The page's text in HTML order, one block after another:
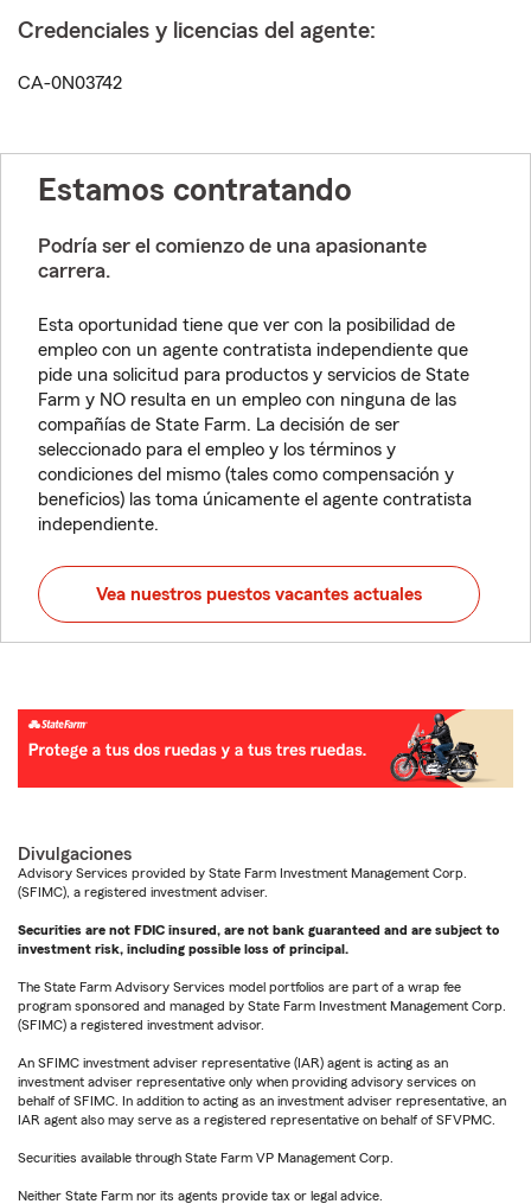
Credenciales y licencias del agente:
CA-0N03742
Estamos contratando
Podría ser el comienzo de una apasionante
carrera.
Esta oportunidad tiene que ver con la posibilidad de
empleo con un agente contratista independiente que
pide una solicitud para productos y servicios de State
Farm y NO resulta en un empleo con ninguna de las
compañías de State Farm. La decisión de ser
seleccionado para el empleo y los términos y
condiciones del mismo (tales como compensación y
beneficios) las toma únicamente el agente contratista
independiente.
Vea nuestros puestos vacantes actuales
Divulgaciones
Advisory Services provided by State Farm Investment Management Corp.
(SFIMC), a registered investment adviser.
Securities are not FDIC insured, are not bank guaranteed and are subject to
investment risk, including possible loss of principal.
The State Farm Advisory Services model portfolios are part of a wrap fee
program sponsored and managed by State Farm Investment Management Corp.
(SFIMC) a registered investment advisor.
An SFIMC investment adviser representative (IAR) agent is acting as an
investment adviser representative only when providing advisory services on
behalf of SFIMC. In addition to acting as an investment adviser representative, an
IAR agent also may serve as a registered representative on behalf of SFVPMC.
Securities available through State Farm VP Management Corp.
Neither State Farm nor its agents provide tax or legal advice.